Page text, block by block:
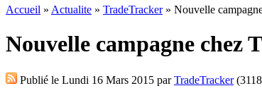
Accueil » Actualite » TradeTracker» Nouvelle
Nouvelle campagne chez
Publié le Lundi 16 Mars 2015 parTradeTracker